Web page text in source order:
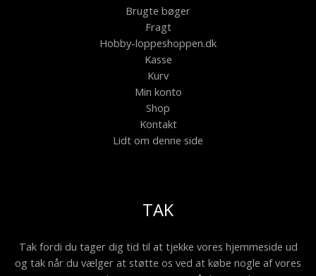
Brugte bøger
Fragt
Hobby-loppeshoppen.dk
Kasse
Kurv
Min konto
Shop
Kontakt
Lidt om denne side
TAK
Tak fordi du tager dig tid til at tjekke vores hjemmeside ud
og tak når du vælger at støtte os ved at købe nogle af vores